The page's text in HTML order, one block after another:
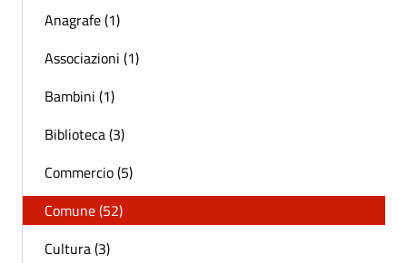
Anagrafe (1)
Associazioni (1)
Bambini (1)
Biblioteca (3)
Commercio (5)
Comune (52)
Cultura (3)